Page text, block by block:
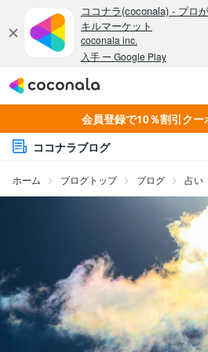
会員登録で10％割引クー
ココナラブログ
ホーム ブログトップ ブログ 占い